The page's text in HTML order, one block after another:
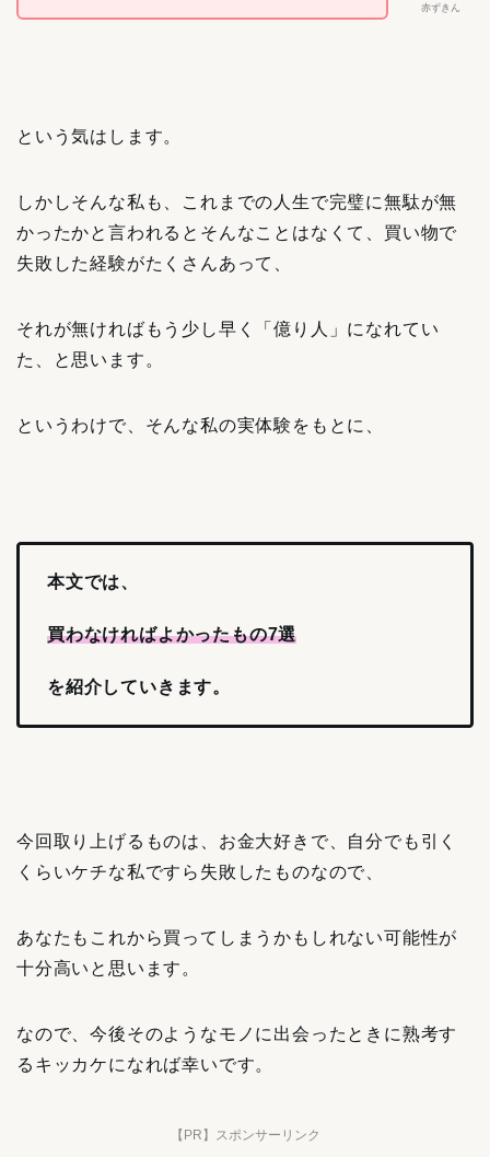
赤ずきん
という気はします。
しかしそんな私も、これまでの人生で完璧に無駄が無
かったかと言われるとそんなことはなくて、買い物で
失敗した経験がたくさんあって、
それが無ければもう少し早く「億り人」になれてい
た、と思います。
というわけで、そんな私の実体験をもとに、
本文では、
買わなければよかったもの7選
を紹介していきます。
今回取り上げるものは、お金大好きで、自分でも引く
くらいケチな私ですら失敗したものなので、
あなたもこれから買ってしまうかもしれない可能性が
十分高いと思います。
なので、今後そのようなモノに出会ったときに熟考す
るキッカケになれば幸いです。
【PR】スポンサーリンク